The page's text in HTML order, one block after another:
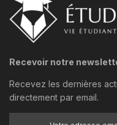
Recevoir notre
Recevez les dernières
directement par email.